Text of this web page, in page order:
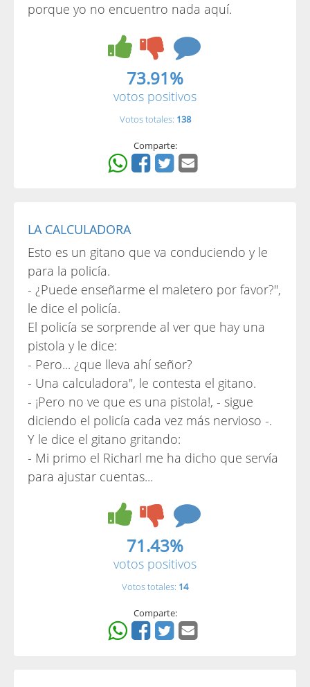
porque yo no encuentro nada aquí.
73.91%
votos positivos
Votos totales: 138
Comparte:
LA CALCULADORA
Esto es un gitano que va conduciendo y le
para la policía.
- ¿Puede enseñarme el maletero por favor?",
le dice el policía.
El policía se sorprende al ver que hay una
pistola y le dice:
- Pero... ¿que lleva ahí señor?
- Una calculadora", le contesta el gitano.
- ¡Pero no ve que es una pistola!, - sigue
diciendo el policía cada vez más nervioso -.
Y le dice el gitano gritando:
- Mi primo el Richarl me ha dicho que servía
para ajustar cuentas...
71.43%
votos positivos
Votos totales: 14
Comparte: